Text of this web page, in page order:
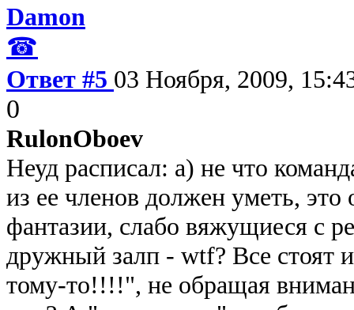
Damon
☎
Ответ #5 03 Ноября, 2009,
0
RulonOboev
Неуд расписал: а) не что
из ее членов должен уметь,
фантазии, слабо вяжущиеся с
дружный залп - wtf? Все
тому-то!!!!", не обращая